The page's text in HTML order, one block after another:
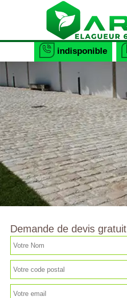
indisponible
Demande de devis gratuit